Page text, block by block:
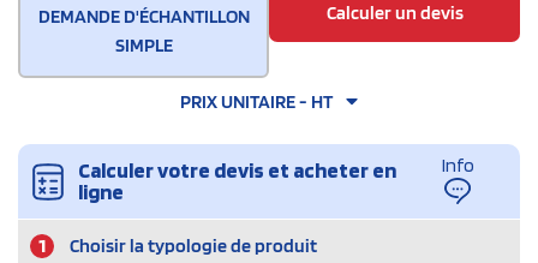
DEMANDE D'ÉCHANTILLON
SIMPLE
Calculer un devis
PRIX UNITAIRE - HT
Calculer votre devis et acheter en
ligne
Info
1 Choisir la typologie de produit